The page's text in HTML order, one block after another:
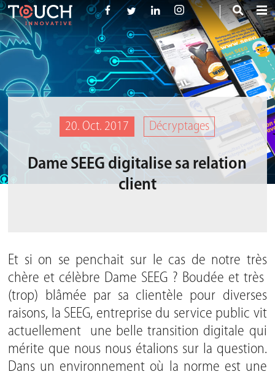
20. Oct. 2017 Décryptages
Dame SEEG digitalise sa relation
client
Et si on se penchait sur le cas de notre très
chère et célèbre Dame SEEG ? Boudée et très
(trop) blâmée par sa clientèle pour diverses
raisons, la SEEG, entreprise du service public vit
actuellement une belle transition digitale qui
mérite que nous nous étalions sur la question.
Dans un environnement où la norme est une